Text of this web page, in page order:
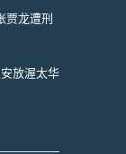
贾龙遭刑
放渥太华